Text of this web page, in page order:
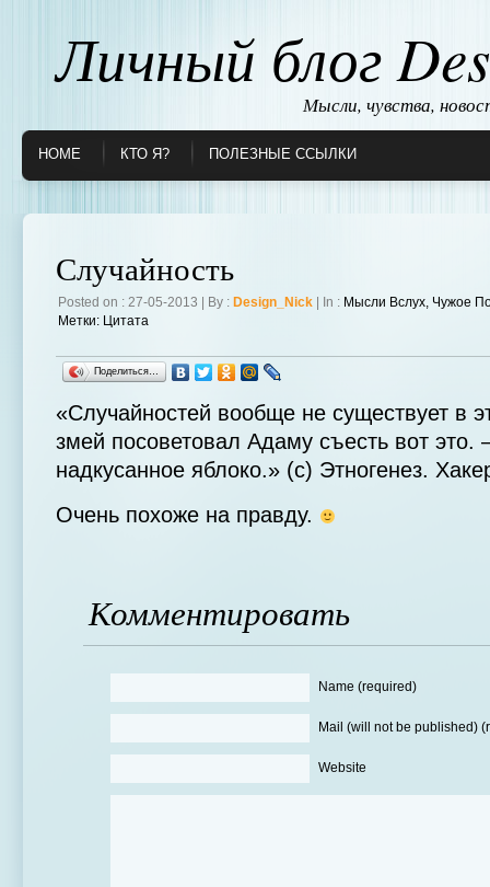
Личный блог
Мысли, чувства,
HOME КТО Я? ПОЛЕЗНЫЕ ССЫЛКИ
Случайность
Posted on : 27-05-2013 | By : Design_Nick | In : Мысли Вслух, Чужое
Метки: Цитата
Поделиться…
«Случайностей вообще не существует в
змей посоветовал Адаму съесть вот
надкусанное яблоко.» (c) Этногенез.
Очень похоже на правду.
Комментировать
Name (required)
Mail (will not be published)
Website